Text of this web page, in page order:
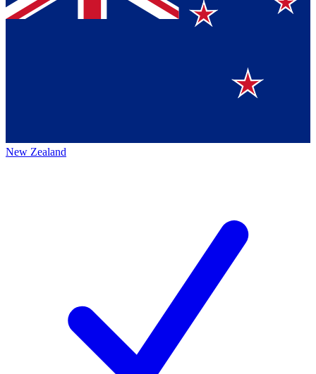
New Zealand